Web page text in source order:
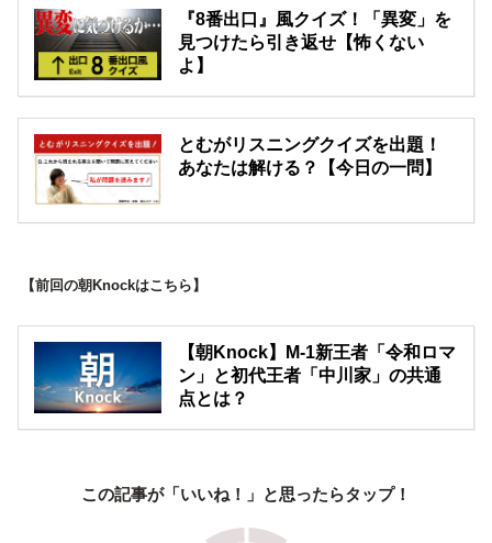
『8番出口』風クイズ！「異変」を
見つけたら引き返せ【怖くない
よ】
とむがリスニングクイズを出題！
あなたは解ける？【今日の一問】
【前回の朝Knockはこちら】
【朝Knock】M-1新王者「令和ロマ
ン」と初代王者「中川家」の共通
点とは？
この記事が「いいね！」と思ったらタップ！